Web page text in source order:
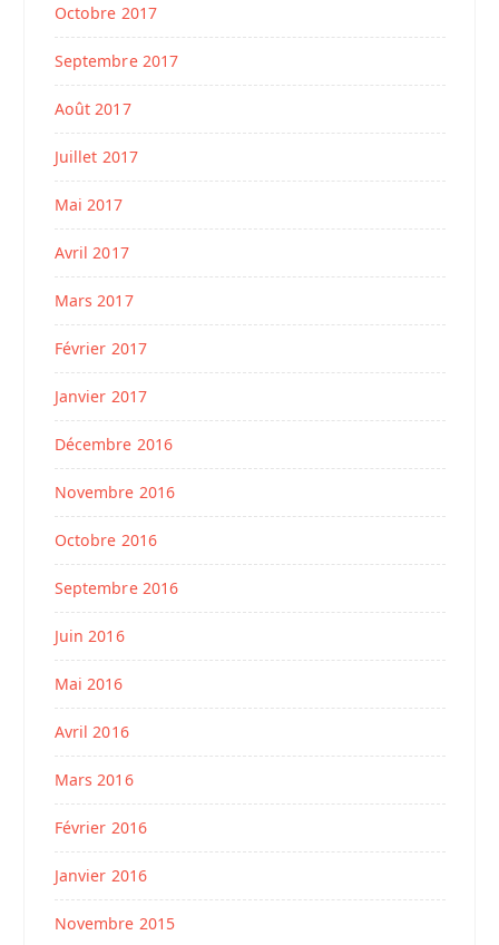
Octobre 2017
Septembre 2017
Août 2017
Juillet 2017
Mai 2017
Avril 2017
Mars 2017
Février 2017
Janvier 2017
Décembre 2016
Novembre 2016
Octobre 2016
Septembre 2016
Juin 2016
Mai 2016
Avril 2016
Mars 2016
Février 2016
Janvier 2016
Novembre 2015